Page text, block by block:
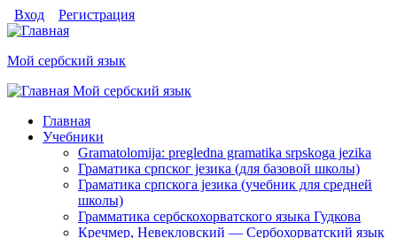
Перейти к основному содержанию
Skip to search
Login links
Вход Регистрация
Мой сербский язык
Мой сербский язык
Главное меню
Главная
Учебники
Gramatolomija: pregledna gramatika srpskoga jezika
Граматика српског jезика (для базовой школы)
Граматика српскога jезика (учебник для средней
школы)
Грамматика сербскохорватского языка Гудкова
Кречмер, Невекловский — Сербохорватский язык